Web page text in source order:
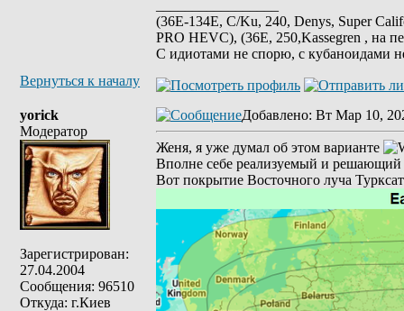
(36E-134E, C/Ku, 240, Denys, Super
PRO HEVC), (36E, 250,Kassegren , на
С идиотами не спорю, с кубаноидами
Вернуться к началу
yorick
Модератор
Зарегистрирован:
27.04.2004
Сообщения: 96510
Откуда: г.Киев
Добавлено: Вт Мар 10,
Женя, я уже думал об этом варианте
Вполне себе реализуемый и решающий
Вот покрытие Восточного луча